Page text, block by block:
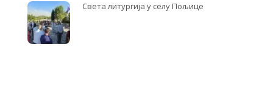
Света литургија у селу Пољице